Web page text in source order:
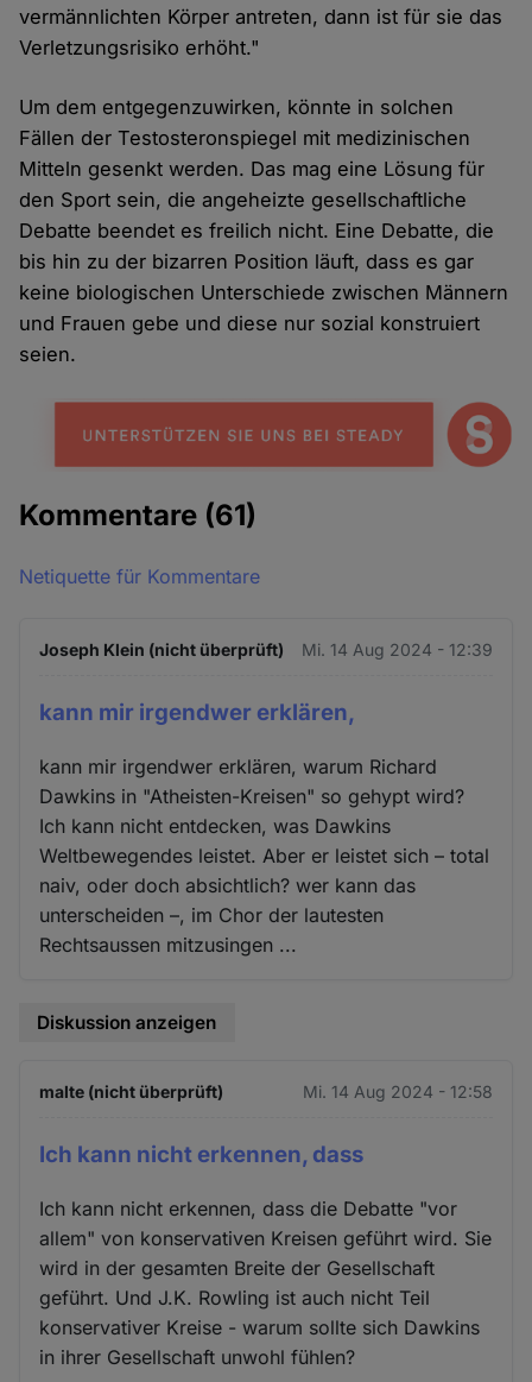
vermännlichten Körper antreten, dann ist für sie das
Verletzungsrisiko erhöht."
Um dem entgegenzuwirken, könnte in solchen
Fällen der Testosteronspiegel mit medizinischen
Mitteln gesenkt werden. Das mag eine Lösung für
den Sport sein, die angeheizte gesellschaftliche
Debatte beendet es freilich nicht. Eine Debatte, die
bis hin zu der bizarren Position läuft, dass es gar
keine biologischen Unterschiede zwischen Männern
und Frauen gebe und diese nur sozial konstruiert
seien.
Kommentare (61)
Netiquette für Kommentare
Joseph Klein (nicht überprüft) Mi. 14 Aug 2024 - 12:39
kann mir irgendwer erklären,
kann mir irgendwer erklären, warum Richard
Dawkins in "Atheisten-Kreisen" so gehypt wird?
Ich kann nicht entdecken, was Dawkins
Weltbewegendes leistet. Aber er leistet sich – total
naiv, oder doch absichtlich? wer kann das
unterscheiden –, im Chor der lautesten
Rechtsaussen mitzusingen ...
Diskussion anzeigen
malte (nicht überprüft) Mi. 14 Aug 2024 - 12:58
Ich kann nicht erkennen, dass
Ich kann nicht erkennen, dass die Debatte "vor
allem" von konservativen Kreisen geführt wird. Sie
wird in der gesamten Breite der Gesellschaft
geführt. Und J.K. Rowling ist auch nicht Teil
konservativer Kreise - warum sollte sich Dawkins
in ihrer Gesellschaft unwohl fühlen?